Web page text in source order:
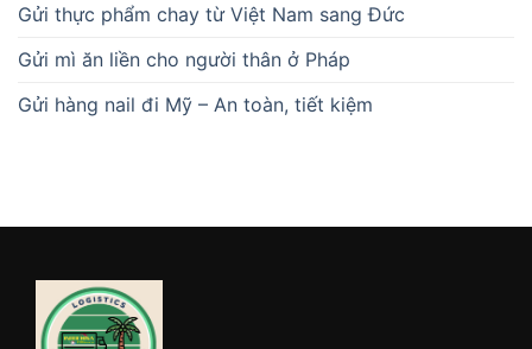
Gửi thực phẩm chay từ Việt Nam sang Đức
Gửi mì ăn liền cho người thân ở Pháp
Gửi hàng nail đi Mỹ – An toàn, tiết kiệm